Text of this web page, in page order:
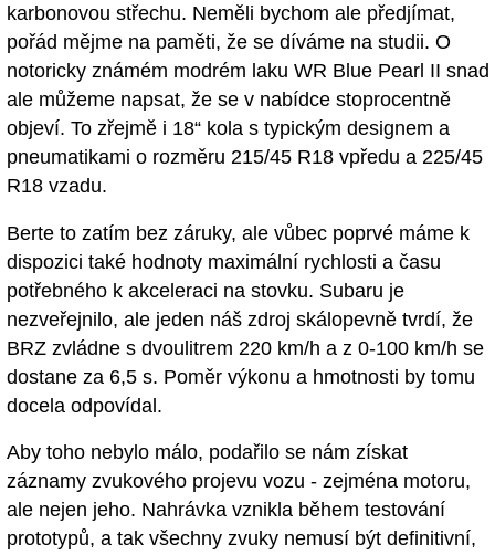
karbonovou střechu. Neměli bychom ale předjímat,
pořád mějme na paměti, že se díváme na studii. O
notoricky známém modrém laku WR Blue Pearl II snad
ale můžeme napsat, že se v nabídce stoprocentně
objeví. To zřejmě i 18“ kola s typickým designem a
pneumatikami o rozměru 215/45 R18 vpředu a 225/45
R18 vzadu.
Berte to zatím bez záruky, ale vůbec poprvé máme k
dispozici také hodnoty maximální rychlosti a času
potřebného k akceleraci na stovku. Subaru je
nezveřejnilo, ale jeden náš zdroj skálopevně tvrdí, že
BRZ zvládne s dvoulitrem 220 km/h a z 0-100 km/h se
dostane za 6,5 s. Poměr výkonu a hmotnosti by tomu
docela odpovídal.
Aby toho nebylo málo, podařilo se nám získat
záznamy zvukového projevu vozu - zejména motoru,
ale nejen jeho. Nahrávka vznikla během testování
prototypů, a tak všechny zvuky nemusí být definitivní,